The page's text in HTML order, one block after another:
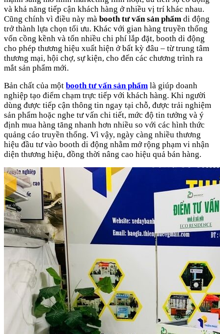
và khả năng tiếp cận khách hàng ở nhiều vị trí khác nhau.
Cũng chính vì điều này mà booth tư vấn sản phẩm di động
trở thành lựa chọn tối ưu. Khác với gian hàng truyền thống
vốn cồng kềnh và tốn nhiều chi phí lắp đặt, booth di động
cho phép thương hiệu xuất hiện ở bất kỳ đâu – từ trung tâm
thương mại, hội chợ, sự kiện, cho đến các chương trình ra
mắt sản phẩm mới.
Bản chất của một booth tư vấn sản phẩm là giúp doanh
nghiệp tạo điểm chạm trực tiếp với khách hàng. Khi người
dùng được tiếp cận thông tin ngay tại chỗ, được trải nghiệm
sản phẩm hoặc nghe tư vấn chi tiết, mức độ tin tưởng và ý
định mua hàng tăng nhanh hơn nhiều so với các hình thức
quảng cáo truyền thống. Vì vậy, ngày càng nhiều thương
hiệu đầu tư vào booth di động nhằm mở rộng phạm vi nhận
diện thương hiệu, đồng thời nâng cao hiệu quả bán hàng.